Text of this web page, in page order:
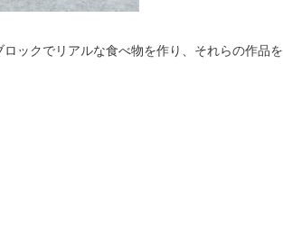
ックでリアルな食べ物を作り、それらの作品を